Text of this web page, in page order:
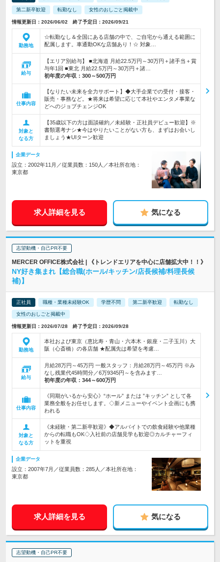
第二新卒歓迎 転勤なし 女性のおしごと掲載中
情報更新日：2026/06/02 終了予定日：2026/09/21
勤務地
☆転勤なし＆全国にある店舗の中で、ご自宅から通える範囲に
配属します。車通勤OKな店舗あり！☆ 対象…
給与
【エリア別給与】 ■北海道 月給22.5万円～30万円＋諸手当＋賞
与年1回 ■東北 月給22.5万円～30万円＋諸…
初年度の年収： 300～500万円
仕事内容
【なりたい未来を全力サポート】◆大手企業での受付・接客・
販売・事務など。★将来は希望に応じて本社やエンタメ事業な
どへのジョブチェンジOK
対象と
なる方
【35歳以下の方は面談確約／未経験・正社員デビュー歓迎】※
書類選考ナシ★今はやりたいことがない方も、まずはお会いし
ましょう★UIターン歓迎
企業データ
設立：2002年11月／従業員数：150人／本社所在地：
東京都
求人詳細を見る 気になる
志望動機・自己PR不要
MERCER OFFICE株式会社 | 《トレンドエリアを中心に店舗拡大中！！》
NY好き集まれ【総合職(ホール/キッチン/店長候補/料理長候
補)】
正社員 職種・業種未経験OK 学歴不問 第二新卒歓迎 転勤なし
女性のおしごと掲載中
情報更新日：2026/07/28 終了予定日：2026/09/28
勤務地
本社および東京（恵比寿・青山・六本木・銀座・二子玉川）大
阪（心斎橋）の各店舗 ★配属先は希望を考慮…
給与
月給28万円～45万円 一般スタッフ：月給28万円～45万円 ※み
なし残業代45時間分／6万9345円～を含みます…
初年度の年収： 344～600万円
仕事内容
《同期がいるから安心》“ホール” または ”キッチン” として各
業務全般をお任せします。◇新メニューやイベント企画にも携
われる
対象と
なる方
《未経験・第二新卒歓迎》◆アルバイトでの飲食経験や他業種
からの転職もOK◇入社前の店舗見学も歓迎◎カルチャーフィ
ットを重視
企業データ
設立：2007年7月／従業員数：285人／本社所在地：
東京都
求人詳細を見る 気になる
志望動機・自己PR不要